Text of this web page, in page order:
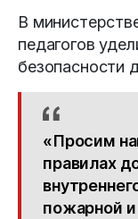
В
педагогов
безопасности
«Просим
правилах
пожарной